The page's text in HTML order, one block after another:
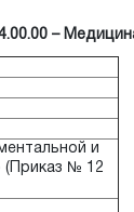
–
и
(Приказ № 12